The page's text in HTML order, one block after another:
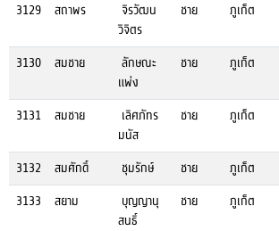
3129 สถาพร
จิรวัฒน
วิจิตร
ชาย ภูเก็ต
3130 สมชาย
ลักษณะ
แพ่ง
ชาย ภูเก็ต
3131 สมชาย
เลิศภัทร
มนัส
ชาย ภูเก็ต
3132 สมศักดิ์ ชุมรักษ์ ชาย ภูเก็ต
3133
สยาม
บุญญานุ
สนธิ์
ชาย ภูเก็ต